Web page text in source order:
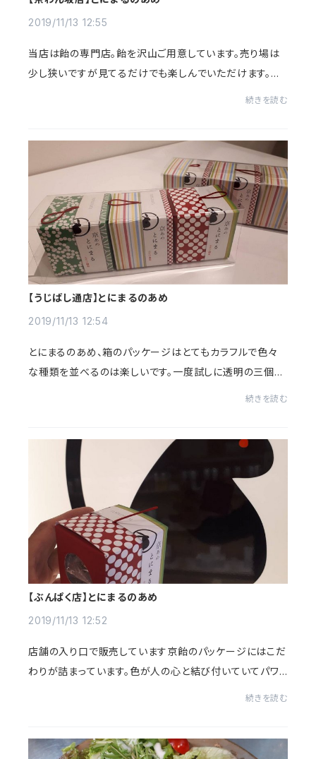
2019/11/13 12:55
当店は飴の専門店。飴を沢山ご用意しています。売り場は
少し狭いですが見てるだけでも楽しんでいただけます。で
続きを読む
【うじばし通店】とにまるのあめ
2019/11/13 12:54
とにまるのあめ、箱のパッケージはとてもカラフルで色々
な種類を並べるのは楽しいです。一度試しに透明の三個入
続きを読む
【ぶんぱく店】とにまるのあめ
2019/11/13 12:52
店舗の入り口で販売しています京飴のパッケージにはこだ
わりが詰まっています。色が人の心と結び付いていてパワ
続きを読む